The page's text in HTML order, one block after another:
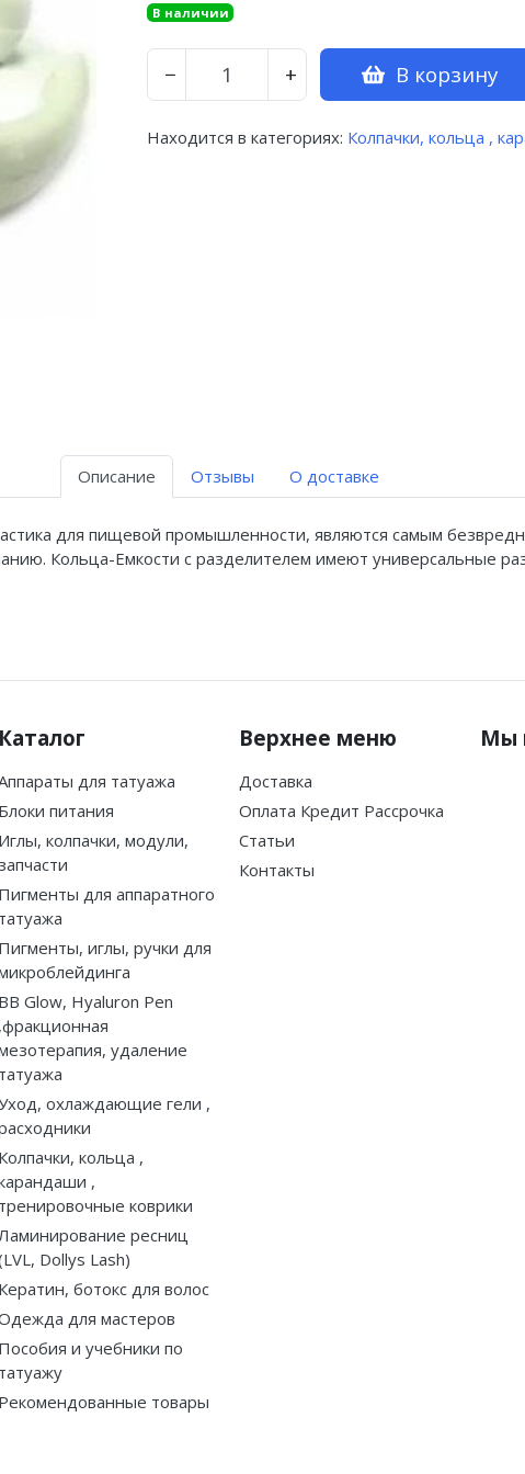
В наличии
− + В корзину
Находится в категориях: Колпачки, кольца ,
Описание Отзывы О доставке
для пищевой промышленности, являются самым
Кольца-Емкости с разделителем имеют универсальные
Каталог
для татуажа
Блоки питания
Иглы, колпачки, модули,
Пигменты для аппаратного
татуажа
Пигменты, иглы, ручки для
BB Glow, Hyaluron Pen
,фракционная
удаление
татуажа
охлаждающие гели ,
Колпачки, кольца ,
,
тренировочные коврики
Ламинирование ресниц
Dollys Lash)
Кератин, ботокс для волос
для мастеров
Пособия и учебники по
татуажу
Рекомендованные товары
Верхнее меню
Доставка
Оплата Кредит Рассрочка
Статьи
Контакты
Мы